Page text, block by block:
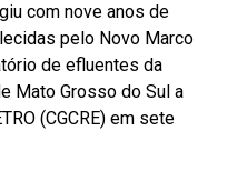
com nove anos de
pelo Novo Marco
de efluentes da
Mato Grosso do Sul a
(CGCRE) em sete